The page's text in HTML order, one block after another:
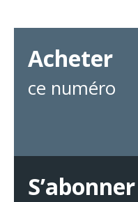
Acheter
ce numéro
S’abonner